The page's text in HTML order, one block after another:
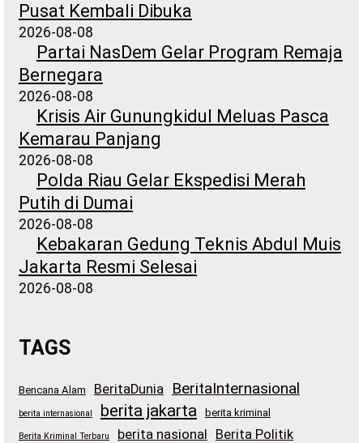
Pusat Kembali Dibuka
2026-08-08
Partai NasDem Gelar Program Remaja
Bernegara
2026-08-08
Krisis Air Gunungkidul Meluas Pasca
Kemarau Panjang
2026-08-08
Polda Riau Gelar Ekspedisi Merah
Putih di Dumai
2026-08-08
Kebakaran Gedung Teknis Abdul Muis
Jakarta Resmi Selesai
2026-08-08
TAGS
Bencana Alam BeritaDunia BeritaInternasional
berita internasional berita jakarta berita kriminal
Berita Kriminal Terbaru berita nasional Berita Politik